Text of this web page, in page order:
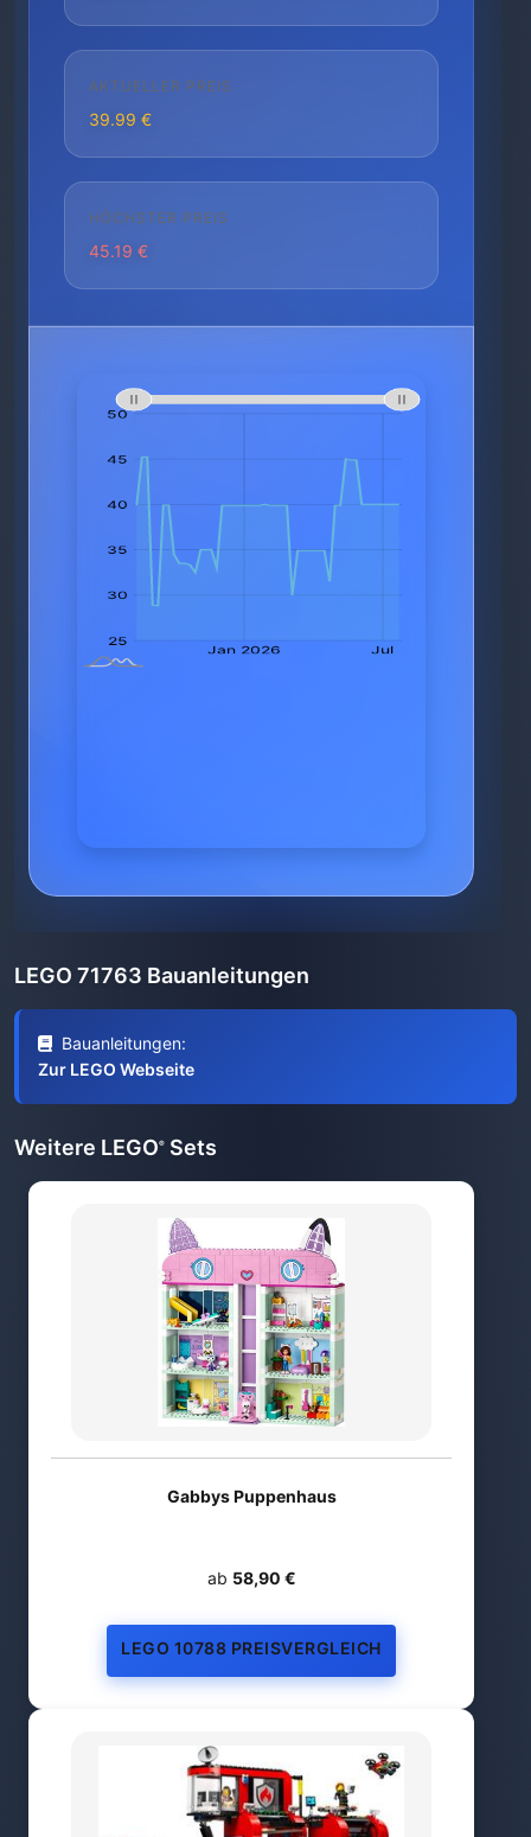
AKTUELLER PREIS
39.99 €
HÖCHSTER PREIS
45.19 €
LEGO 71763 Bauanleitungen
Bauanleitungen:
Zur LEGO Webseite
Weitere LEGO® Sets
Gabbys Puppenhaus
ab 58,90 €
LEGO 10788 PREISVERGLEICH